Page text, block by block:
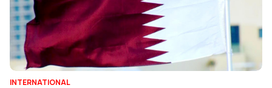
INTERNATIONAL